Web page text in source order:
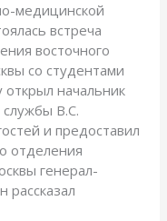
медицинской
встреча
восточного
со студентами
начальник
В.С.
и предоставил
отделения
генерал-
рассказал